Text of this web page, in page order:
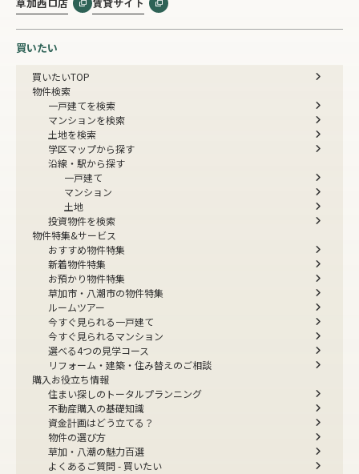
草加西口店 賃貸サイト
買いたい
買いたいTOP
物件検索
一戸建てを検索
マンションを検索
土地を検索
学区マップから探す
沿線・駅から探す
一戸建て
マンション
土地
投資物件を検索
物件特集&サービス
おすすめ物件特集
新着物件特集
お預かり物件特集
草加市・八潮市の物件特集
ルームツアー
今すぐ見られる一戸建て
今すぐ見られるマンション
選べる4つの見学コース
リフォーム・建築・住み替えのご相談
購入お役立ち情報
住まい探しのトータルプランニング
不動産購入の基礎知識
資金計画はどう立てる？
物件の選び方
草加・八潮の魅力百選
よくあるご質問 - 買いたい